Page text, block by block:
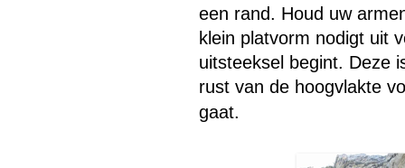
een rand. Houd uw
klein platvorm nodigt uit
uitsteeksel begint. Deze
rust van de hoogvlakte
gaat.